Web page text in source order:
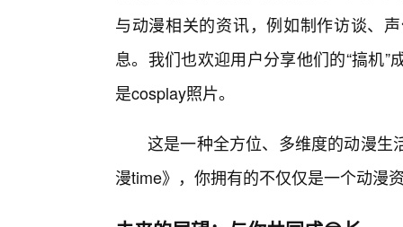
与动漫相关的资讯，例如制作访谈、
息。我们也欢迎用户分享他们的“搞机
是cosplay照片。
这是一种全方位、多维度的动漫生
漫time》，你拥有的不仅仅是一个动漫